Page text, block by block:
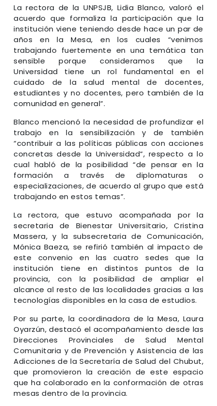
La rectora de la UNPSJB, Lidia Blanco, valoró el
acuerdo que formaliza la participación que la
institución viene teniendo desde hace un par de
años en la Mesa, en los cuales “venimos
trabajando fuertemente en una temática tan
sensible porque consideramos que la
Universidad tiene un rol fundamental en el
cuidado de la salud mental de docentes,
estudiantes y no docentes, pero también de la
comunidad en general”.
Blanco mencionó la necesidad de profundizar el
trabajo en la sensibilización y de también
“contribuir a las políticas públicas con acciones
concretas desde la Universidad”, respecto a lo
cual habló de la posibilidad “de pensar en la
formación a través de diplomaturas o
especializaciones, de acuerdo al grupo que está
trabajando en estos temas”.
La rectora, que estuvo acompañada por la
secretaria de Bienestar Universitario, Cristina
Massera, y la subsecretaria de Comunicación,
Mónica Baeza, se refirió también al impacto de
este convenio en las cuatro sedes que la
institución tiene en distintos puntos de la
provincia, con la posibilidad de ampliar el
alcance al resto de las localidades gracias a las
tecnologías disponibles en la casa de estudios.
Por su parte, la coordinadora de la Mesa, Laura
Oyarzún, destacó el acompañamiento desde las
Direcciones Provinciales de Salud Mental
Comunitaria y de Prevención y Asistencia de las
Adicciones de la Secretaría de Salud del Chubut,
que promovieron la creación de este espacio
que ha colaborado en la conformación de otras
mesas dentro de la provincia.